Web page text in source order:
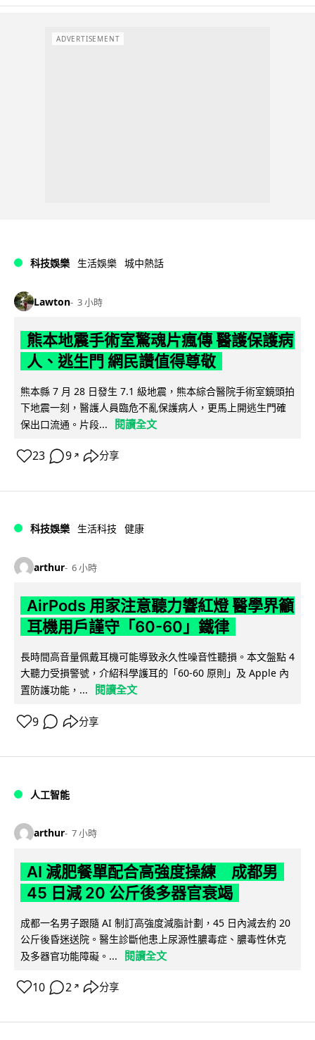
ADVERTISEMENT
科技娛樂 生活娛樂 城中熱話
Lawton 3 小時
熊本地震手術室驚魂片瘋傳 醫護保護病
人、逃生門 網民讚值得尊敬
熊本縣 7 月 28 日發生 7.1 級地震，熊本綜合醫院手術室鏡頭拍
下地震一刻，醫護人員臨危不亂保護病人，更馬上開逃生門確
保出口流通。片段...
閱讀全文
23 9 ↗ 分享
科技娛樂 生活科技 健康
arthur 6 小時
AirPods 用家注意聽力響紅燈 醫學界籲
耳機用戶謹守「60-60」鐵律
長時間高音量佩戴耳機可能導致永久性噪音性聽損。本文盤點 4
大聽力受損警號，介紹科學護耳的「60-60 原則」及 Apple 內
置防護功能，...
閱讀全文
9 分享
人工智能
arthur 7 小時
AI 減肥餐單配合高強度操練 成都男
45 日減 20 公斤後多器官衰竭
成都一名男子跟隨 AI 制訂高強度減脂計劃，45 日內減去約 20
公斤後昏迷送院。醫生診斷他患上尿源性膿毒症、膿毒性休克
及多器官功能障礙。...
閱讀全文
10 2 ↗ 分享